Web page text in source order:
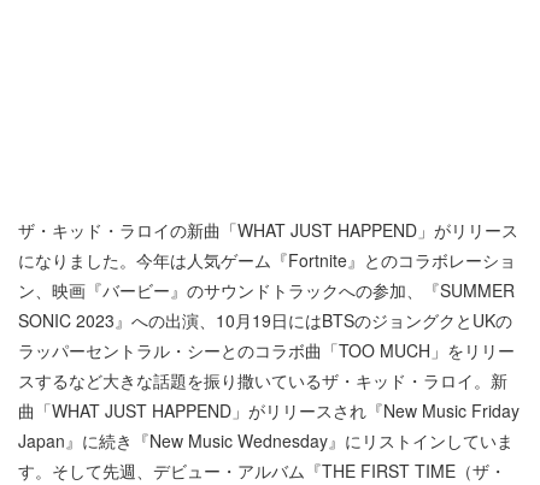
ザ・キッド・ラロイの新曲「WHAT JUST HAPPEND」がリリース
になりました。今年は人気ゲーム『Fortnite』とのコラボレーショ
ン、映画『バービー』のサウンドトラックへの参加、『SUMMER
SONIC 2023』への出演、10月19日にはBTSのジョングクとUKの
ラッパーセントラル・シーとのコラボ曲「TOO MUCH」をリリー
スするなど大きな話題を振り撒いているザ・キッド・ラロイ。新
曲「WHAT JUST HAPPEND」がリリースされ『New Music Friday
Japan』に続き『New Music Wednesday』にリストインしていま
す。そして先週、デビュー・アルバム『THE FIRST TIME（ザ・